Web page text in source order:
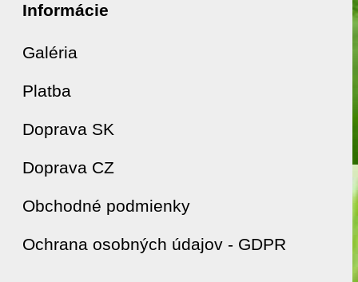
Informácie
Galéria
Platba
Doprava SK
Doprava CZ
Obchodné podmienky
Ochrana osobných údajov - GDPR